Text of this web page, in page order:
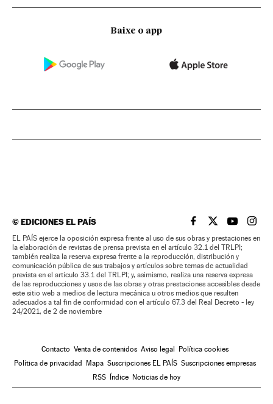
Baixe o app
©EDICIONES EL PAÍS EL PAÍS BRASIL EN
EL PAÍSEL PAÍS
EL
EL PAÍS ejerce la oposición expresa frente al uso de sus obras y prestaciones en
la elaboración de revistas de prensa prevista en el artículo 32.1 del TRLPI;
también realiza la reserva expresa frente a la reproducción, distribución y
comunicación pública de sus trabajos y artículos sobre temas de actualidad
prevista en el artículo 33.1 del TRLPI; y, asimismo, realiza una reserva expresa
de las reproducciones y usos de las obras y otras prestaciones accesibles desde
este sitio web a medios de lectura mecánica u otros medios que resulten
adecuados a tal fin de conformidad con el artículo 67.3 del Real Decreto - ley
24/2021, de 2 de noviembre
Contacto Venta de contenidos Aviso legal
Política cookies
Política de privacidad
Mapa Suscripciones EL PAÍS Suscripciones empresas
RSS
Índice Noticias de hoy